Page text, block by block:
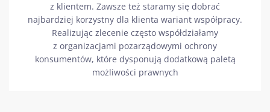
z klientem. Zawsze też staramy się dobrać
najbardziej korzystny dla klienta wariant współpracy.
Realizując zlecenie często współdziałamy
z organizacjami pozarządowymi ochrony
konsumentów, które dysponują dodatkową paletą
możliwości prawnych